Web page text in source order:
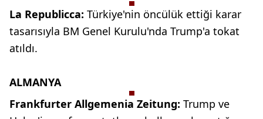
La Republicca: Türkiye'nin öncülük ettiği karar
tasarısıyla BM Genel Kurulu'nda Trump'a tokat
atıldı.
ALMANYA
Frankfurter Allgemenia Zeitung: Trump ve